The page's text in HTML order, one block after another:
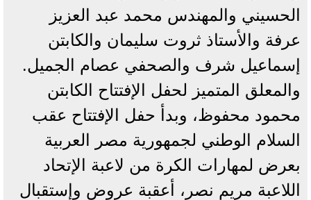
الحسيني والمهندس محمد عبد العزيز
عرفة والأستاذ ثروت سليمان والكابتن
إسماعيل شرف والصحفي عصام الجميل.
والمعلق المتميز لحفل الإفتتاح الكابتن
محمود محفوظ، وبدأ حفل الإفتتاح عقب
السلام الوطني لجمهورية مصر العربية
بعرض لمهارات الكرة من لاعبة الإتحاد
اللاعبة مريم نصر، أعقبة عروض وإستقبال